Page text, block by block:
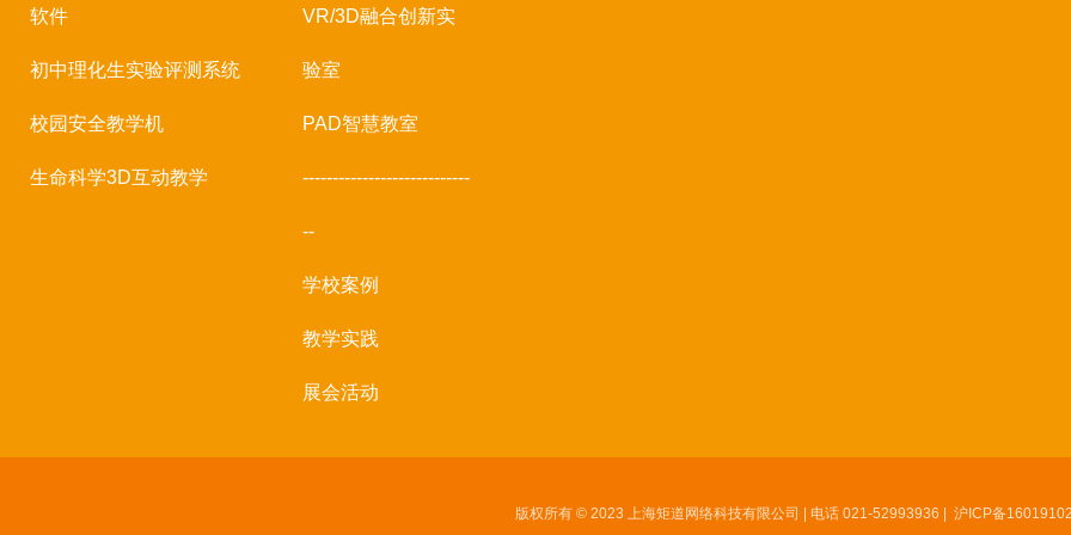
软件
初中理化生实验评测系统
校园安全教学机
生命科学3D互动教学
VR/3D融合创新实
验室
PAD智慧教室
----------------------------
--
学校案例
教学实践
展会活动
版权所有 © 2023 上海矩道网络科技有限公司 | 电话 021-52993936 | 沪ICP备